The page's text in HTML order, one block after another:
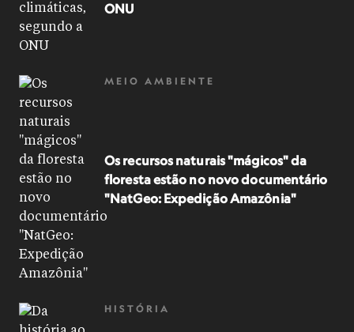
ONU
MEIO AMBIENTE
Os recursos naturais "mágicos" da
floresta estão no novo documentário
"NatGeo: Expedição Amazônia"
HISTÓRIA